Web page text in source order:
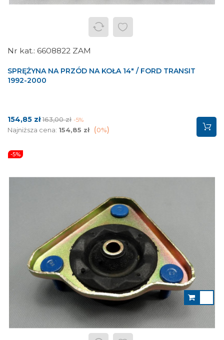
6608822 ZAM
SPRĘŻYNA NA PRZÓD NA KOŁA 14" / FORD TRANSIT
1992-2000
Cena
154,85 złCena
podstawowa
163,00 zł -5%
Najniższa cena: 154,85 zł 0%
-5%